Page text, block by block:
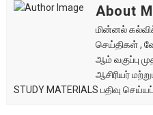
About
மின்னல்
செய்திகள் ,
ஆம் வகுப்பு
ஆசிரியர்
STUDY MATERIALS பதிவு